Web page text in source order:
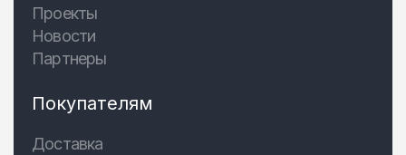
Проекты
Новости
Партнеры
Покупателям
Доставка